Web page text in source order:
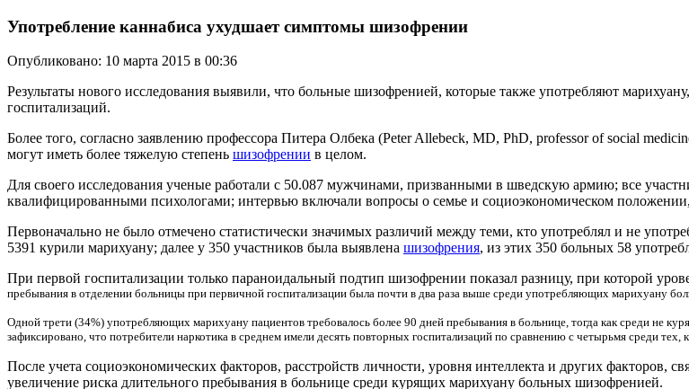
Употребление каннабиса ухудшает симптомы шизофрении
Опубликовано: 10 марта 2015 в 00:36
Результаты нового исследования выявили, что больные шизофренией, которые также употребляют
госпитализаций.
Более того, согласно заявлению профессора Питера Олбека (Peter Allebeck, MD, PhD, professor of social
могут иметь более тяжелую степень шизофрении в целом.
Для своего исследования ученые работали с 50.087 мужчинами, призванными в шведскую армию; все
квалифицированными психологами; интервью включали вопросы о семье и социоэкономическом
Первоначально не было отмечено статистически значимых различий между теми, кто употреблял и не
5391 курили марихуану; далее у 350 участников была выявлена шизофрения, из этих 350 больных 58
При первой госпитализации только параноидальный подтип шизофрении показал разницу, при которой
пребывания в отделении больницы при первичной госпитализации была почти в два раза выше среди употребляющих марихуану
Одной трети (34%) употребляющих марихуану пациентов требовалось более 90 дней пребывания в больнице, тогда как среди не
зафиксировано, что потребители наркотика в среднем имели десять повторных госпитализаций по сравнению с четырьмя среди тех,
После учета социоэкономических факторов, расстройств личности, уровня интеллекта и других факторов,
увеличение риска длительного пребывания в больнице среди курящих марихуану больных шизофренией.